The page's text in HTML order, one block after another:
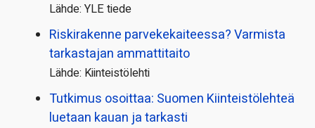
Lähde: YLE tiede
Riskirakenne parvekekaiteessa? Varmista
tarkastajan ammattitaito
Lähde: Kiinteistölehti
Tutkimus osoittaa: Suomen Kiinteistölehteä
luetaan kauan ja tarkasti